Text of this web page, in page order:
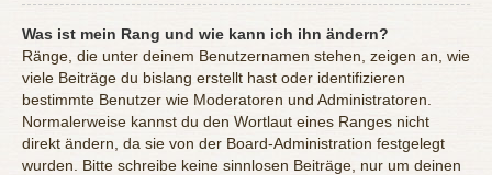
Was ist mein Rang und wie kann ich ihn ändern?
Ränge, die unter deinem Benutzernamen stehen, zeigen an, wie
viele Beiträge du bislang erstellt hast oder identifizieren
bestimmte Benutzer wie Moderatoren und Administratoren.
Normalerweise kannst du den Wortlaut eines Ranges nicht
direkt ändern, da sie von der Board-Administration festgelegt
wurden. Bitte schreibe keine sinnlosen Beiträge, nur um deinen